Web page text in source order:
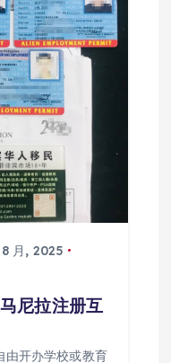
月, 2025
尼拉注册互
由开办学校或教育